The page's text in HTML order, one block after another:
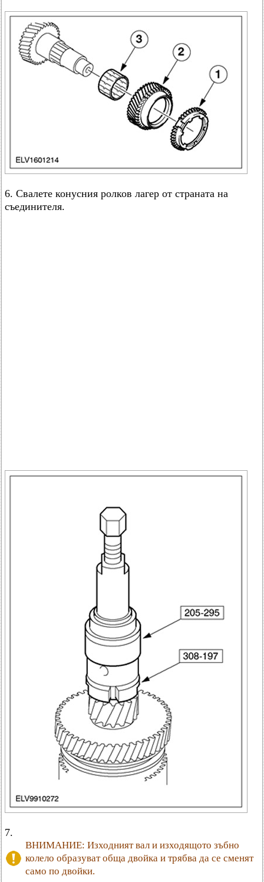
6. Свалете конусния ролков лагер от страната на
съединителя.
7.
ВНИМАНИЕ: Изходният вал и изходящото зъбно
колело образуват обща двойка и трябва да се сменят
само по двойки.